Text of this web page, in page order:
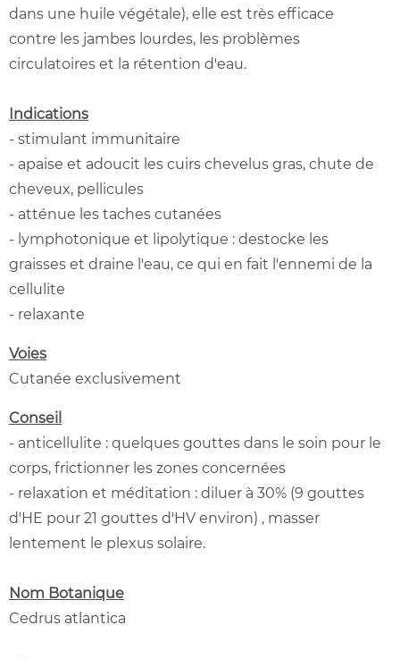
dans une huile végétale), elle est très efficace
contre les jambes lourdes, les problèmes
circulatoires et la rétention d'eau.
Indications
- stimulant immunitaire
- apaise et adoucit les cuirs chevelus gras, chute de
cheveux, pellicules
- atténue les taches cutanées
- lymphotonique et lipolytique : destocke les
graisses et draine l'eau, ce qui en fait l'ennemi de la
cellulite
- relaxante
Voies
Cutanée exclusivement
Conseil
- anticellulite : quelques gouttes dans le soin pour le
corps, frictionner les zones concernées
- relaxation et méditation : diluer à 30% (9 gouttes
d'HE pour 21 gouttes d'HV environ) , masser
lentement le plexus solaire.
Nom Botanique
Cedrus atlantica